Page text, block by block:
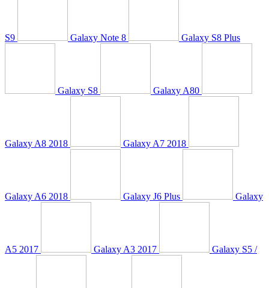
S9 Galaxy Note 8 Galaxy S8 Plus
Galaxy S8 Galaxy A80
Galaxy A8 2018 Galaxy A7 2018
Galaxy A6 2018 Galaxy J6 Plus Galaxy
A5 2017 Galaxy A3 2017 Galaxy S5 /